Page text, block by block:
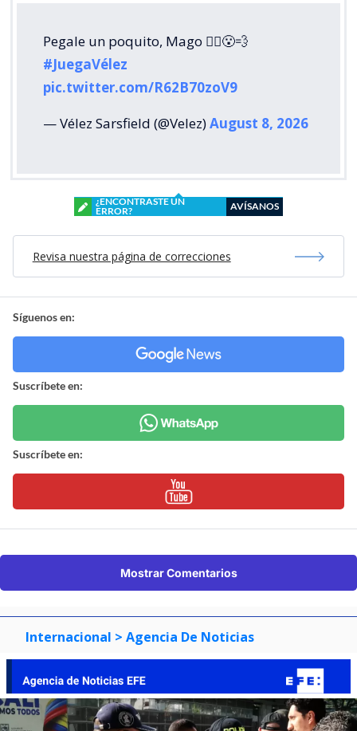
Pegale un poquito, Mago 🧙‍♂️😮‍💨
#JuegaVélez
pic.twitter.com/R62B70zoV9
— Vélez Sarsfield (@Velez)August 8, 2026
¿ENCONTRASTE UN
ERROR?
AVÍSANOS
Revisa nuestra página de correcciones
Síguenos en:
Suscríbete en:
Suscríbete en:
Mostrar Comentarios
Internacional > Agencia De Noticias